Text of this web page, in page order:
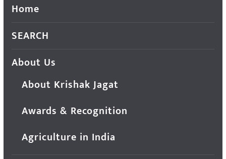
Home
SEARCH
About Us
About Krishak Jagat
Awards & Recognition
Agriculture in India